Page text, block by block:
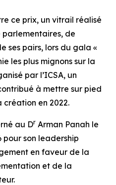
ce prix, un vitrail réalisé
parlementaires, de
ses pairs, lors du gala «
les plus mignons sur la
par l’ICSA, un
à mettre sur pied
création en 2022.
au Dr Arman Panah le
pour son leadership
en faveur de la
et de la